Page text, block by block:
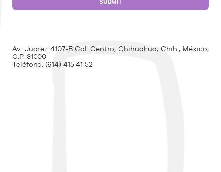
Av. Juárez 4107-B Col. Centro, Chihuahua, Chih., México,
C.P. 31000
Teléfono: (614) 415 41 52